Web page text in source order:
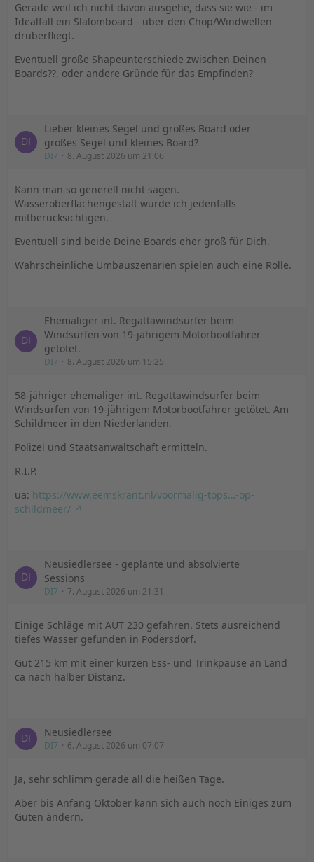
Gerade weil ich nicht davon ausgehe, dass sie wie - im
Idealfall ein Slalomboard - über den Chop/Windwellen
drüberfliegt.
Eventuell große Shapeunterschiede zwischen Deinen
Boards??, oder andere Gründe für das Empfinden?
Lieber kleines Segel und großes Board oder
großes Segel und kleines Board?
DI7 8. August 2026 um 21:06
Kann man so generell nicht sagen.
Wasseroberflächengestalt würde ich jedenfalls
mitberücksichtigen.
Eventuell sind beide Deine Boards eher groß für Dich.
Wahrscheinliche Umbauszenarien spielen auch eine Rolle.
Ehemaliger int. Regattawindsurfer beim
Windsurfen von 19-jährigem Motorbootfahrer
getötet.
DI7 8. August 2026 um 15:25
58-jähriger ehemaliger int. Regattawindsurfer beim
Windsurfen von 19-jährigem Motorbootfahrer getötet. Am
Schildmeer in den Niederlanden.
Polizei und Staatsanwaltschaft ermitteln.
R.I.P.
ua: https://www.eemskrant.nl/voormalig-tops…-op-
schildmeer/
Neusiedlersee - geplante und absolvierte
Sessions
DI7 7. August 2026 um 21:31
Einige Schläge mit AUT 230 gefahren. Stets ausreichend
tiefes Wasser gefunden in Podersdorf.
Gut 215 km mit einer kurzen Ess- und Trinkpause an Land
ca nach halber Distanz.
Neusiedlersee
DI7 6. August 2026 um 07:07
Ja, sehr schlimm gerade all die heißen Tage.
Aber bis Anfang Oktober kann sich auch noch Einiges zum
Guten ändern.